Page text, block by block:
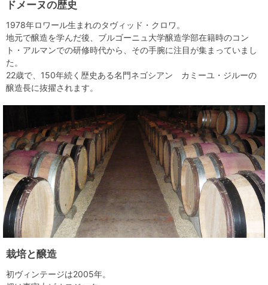
ドメーヌの歴史
1978年ロワール生まれのタヴィッド・クロワ。
地元で醸造を学んだ後、ブルゴーニュ大学醸造学部在籍時のコン
ト・アルマンでの研修時代から、その手腕に注目が集まっていまし
た。
22歳で、150年続く歴史ある名門ネゴシアン カミーユ・ジルーの
醸造長に抜擢されます。
栽培と醸造
初ヴィンテージは2005年。